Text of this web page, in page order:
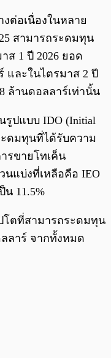
ต่อเนื่องในหลาย
สามารถระดมทุน
ส 1 ปี 2026 ยอด
และในไตรมาส 2 ปี
ล้านดอลลาร์เท่านั้น
ปแบบ IDO (Initial
ะดมทุนที่ได้รับความ
รขายโทเค็น
นแบ่งที่เหลือคือ IEO
น 11.5%
โตที่สามารถระดมทุน
ลาร์ จากทั้งหมด